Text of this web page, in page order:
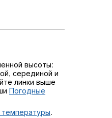
высоты:
серединой и
линки выше
Погодные
температуры.